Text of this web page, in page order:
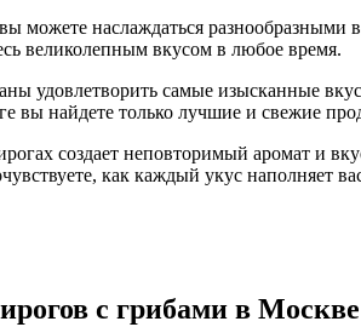
вы можете наслаждаться разнообразными
великолепным вкусом в любое время.
удовлетворить самые изысканные
вы найдете только лучшие и свежие
создает неповторимый аромат и
как каждый укус наполняет
с грибами в Москве